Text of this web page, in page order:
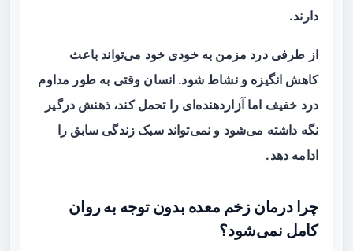
دارند.
از طرفی درد مزمن به خودی خود می‌تواند باعث
کاهش انگیزه و نشاط شود. انسان وقتی به طور مداوم
درد خفیف اما آزاردهنده‌ای را تحمل کند، ذهنش درگیر
نگه داشته می‌شود و نمی‌تواند سبک زندگی سابق را
ادامه دهد.
چرا درمان زخم معده بدون توجه به روان
کامل نمی‌شود؟